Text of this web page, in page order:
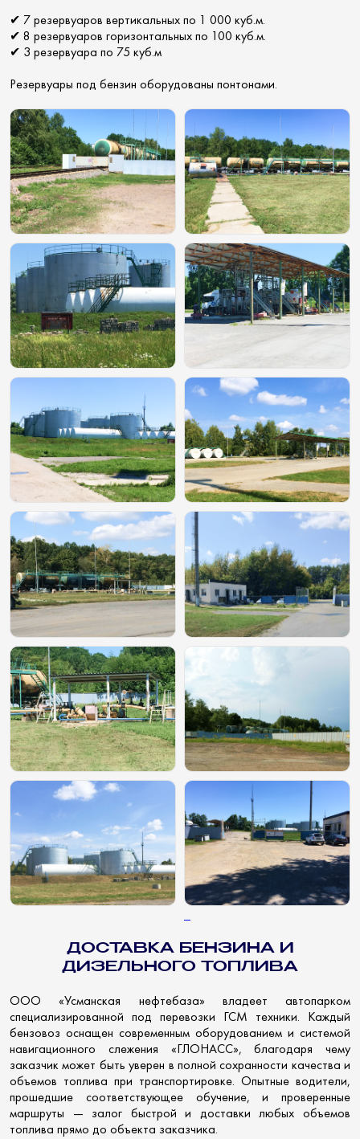
✔ 7 резервуаров вертикальных по 1 000 куб.м.
✔ 8 резервуаров горизонтальных по 100 куб.м.
✔ 3 резервуара по 75 куб.м
Резервуары под бензин оборудованы понтонами.
ДОСТАВКА БЕНЗИНА И
ДИЗЕЛЬНОГО ТОПЛИВА
ООО «Усманская нефтебаза» владеет автопарком
специализированной под перевозки ГСМ техники. Каждый
бензовоз оснащен современным оборудованием и системой
навигационного слежения «ГЛОНАСС», благодаря чему
заказчик может быть уверен в полной сохранности качества и
объемов топлива при транспортировке. Опытные водители,
прошедшие соответствующее обучение, и проверенные
маршруты — залог быстрой и доставки любых объемов
топлива прямо до объекта заказчика.